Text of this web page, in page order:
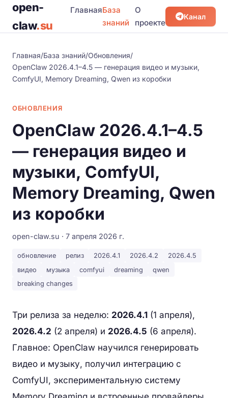
open-
claw.su
ГлавнаяБаза
знаний
О
проекте
Канал
Главная/База знаний/Обновления/
OpenClaw 2026.4.1–4.5 — генерация видео и музыки,
ComfyUI, Memory Dreaming, Qwen из коробки
ОБНОВЛЕНИЯ
OpenClaw 2026.4.1–4.5
— генерация видео и
музыки, ComfyUI,
Memory Dreaming, Qwen
из коробки
open-claw.su · 7 апреля 2026 г.
обновление релиз 2026.4.1 2026.4.2
2026.4.5
видео
музыка comfyui dreaming
qwen
breaking changes
Три релиза за неделю: 2026.4.1 (1 апреля),
2026.4.2 (2 апреля) и 2026.4.5 (6 апреля).
Главное: OpenClaw научился генерировать
видео и музыку, получил интеграцию с
ComfyUI, экспериментальную систему